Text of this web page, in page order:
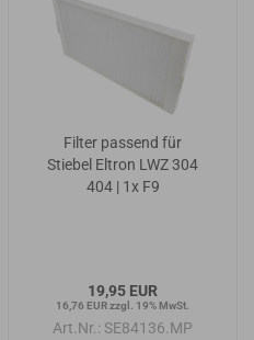
Filter passend für
Stiebel Eltron LWZ 304
404 | 1x F9
19,95 EUR
16,76 EUR zzgl. 19% MwSt.
Art.Nr.: SE84136.MP